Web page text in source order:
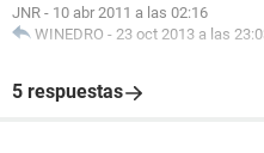
JNR - 10 abr 2011 a las 02:16
WINEDRO - 23 oct 2013 a las
5 respuestas